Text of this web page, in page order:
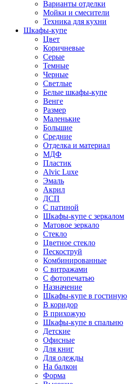
Варианты отделки
Мойки и смесители
Техника для кухни
Шкафы-купе
Цвет
Коричневые
Серые
Темные
Черные
Светлые
Белые шкафы-купе
Венге
Размер
Маленькие
Большие
Средние
Отделка и материал
МДФ
Пластик
Alvic Luxe
Эмаль
Акрил
ДСП
С патиной
Шкафы-купе с зеркалом
Матовое зеркало
Стекло
Цветное стекло
Пескоструй
Комбинированные
С витражами
С фотопечатью
Назначение
Шкафы-купе в гостиную
В коридор
В прихожую
Шкафы-купе в спальню
Детские
Офисные
Для книг
Для одежды
На балкон
Форма